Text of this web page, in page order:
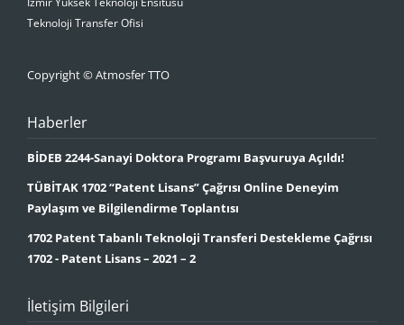
Teknoloji Transfer Ofisi
Copyright © Atmosfer TTO
Haberler
BİDEB 2244-Sanayi Doktora Programı Başvuruya Açıldı!
TÜBİTAK 1702 “Patent Lisans” Çağrısı Online Deneyim
Paylaşım ve Bilgilendirme Toplantısı
1702 Patent Tabanlı Teknoloji Transferi Destekleme Çağrısı
1702 - Patent Lisans – 2021 – 2
İletişim Bilgileri